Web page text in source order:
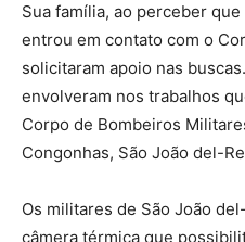
Sua família, ao perceber
entrou em contato com o
solicitaram apoio nas
envolveram nos trabalhos
Corpo de Bombeiros
Congonhas, São João del-
Os militares de São João
câmera térmica que